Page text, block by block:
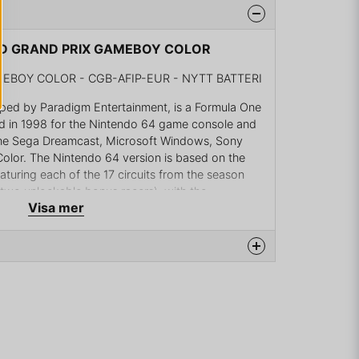
GRAND PRIX GAMEBOY COLOR
COLOR - CGB-AFIP-EUR - NYTT BATTERI
by Paradigm Entertainment, is a Formula One
in 1998 for the Nintendo 64 game console and
Sega Dreamcast, Microsoft Windows, Sony
The Nintendo 64 version is based on the
each of the 17 circuits from the season
unlockable bonus racers), with the
(licensing reason) and the MasterCard Lola
1999 Season) and Windows versions are
Visa mer
produkten...